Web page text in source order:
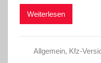
Weiterlesen
Allgemein, Kfz-